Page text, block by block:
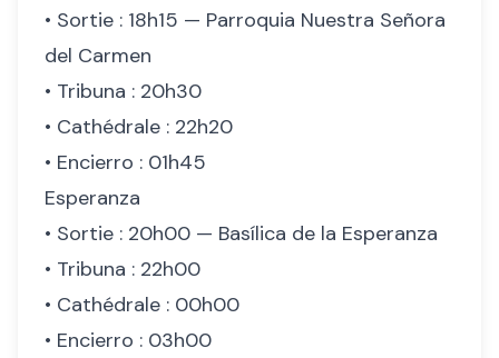
• Sortie : 18h15 — Parroquia Nuestra Señora
del Carmen
• Tribuna : 20h30
• Cathédrale : 22h20
• Encierro : 01h45
Esperanza
• Sortie : 20h00 — Basílica de la Esperanza
• Tribuna : 22h00
• Cathédrale : 00h00
• Encierro : 03h00